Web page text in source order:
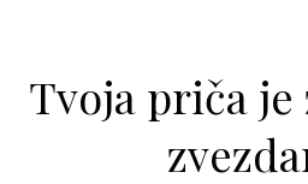
Tvoja priča je